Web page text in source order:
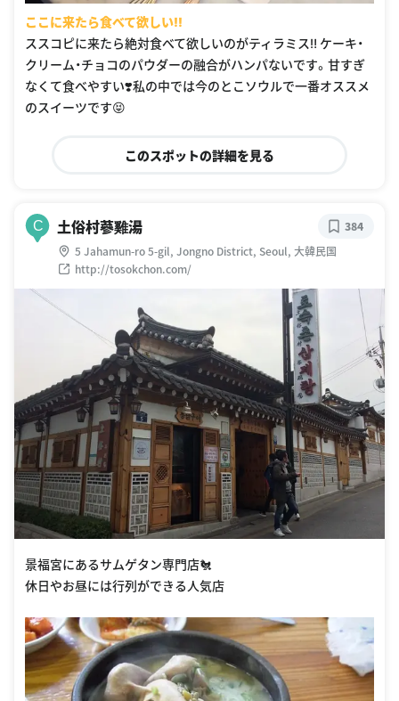
ここに来たら食べて欲しい‼︎
ススコピに来たら絶対食べて欲しいのがティラミス‼︎ ケーキ・
クリーム・チョコのパウダーの融合がハンパないです。甘すぎ
なくて食べやすい❣️私の中では今のとこソウルで一番オススメ
のスイーツです😝
このスポットの詳細を見る
C 土俗村蔘雞湯
5 Jahamun-ro 5-gil, Jongno District, Seoul, 大韓民国
http://tosokchon.com/
384
景福宮にあるサムゲタン専門店🐔
休日やお昼には行列ができる人気店